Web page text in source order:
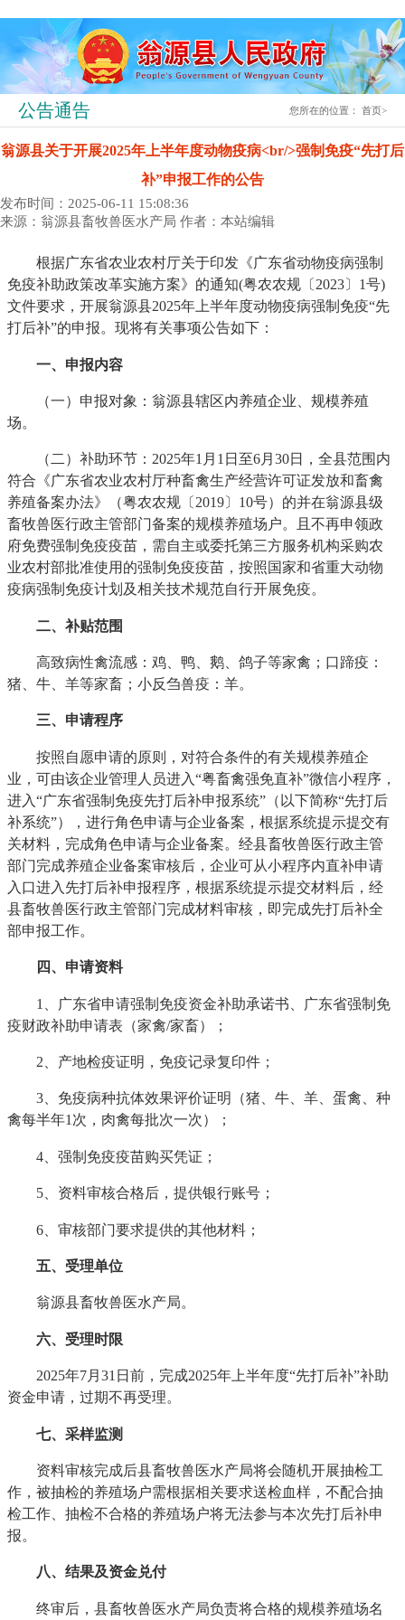
公告通告 您所在的位置：首页>
翁源县关于开展2025年上半年度动物疫病<br/>强制免疫“先打后
补”申报工作的公告
发布时间：2025-06-11 15:08:36
来源：翁源县畜牧兽医水产局 作者：本站编辑
根据广东省农业农村厅关于印发《广东省动物疫病强制
免疫补助政策改革实施方案》的通知(粤农农规〔2023〕1号)
文件要求，开展翁源县2025年上半年度动物疫病强制免疫“先
打后补”的申报。现将有关事项公告如下：
一、申报内容
（一）申报对象：翁源县辖区内养殖企业、规模养殖
场。
（二）补助环节：2025年1月1日至6月30日，全县范围内
符合《广东省农业农村厅种畜禽生产经营许可证发放和畜禽
养殖备案办法》（粤农农规〔2019〕10号）的并在翁源县级
畜牧兽医行政主管部门备案的规模养殖场户。且不再申领政
府免费强制免疫疫苗，需自主或委托第三方服务机构采购农
业农村部批准使用的强制免疫疫苗，按照国家和省重大动物
疫病强制免疫计划及相关技术规范自行开展免疫。
二、补贴范围
高致病性禽流感：鸡、鸭、鹅、鸽子等家禽；口蹄疫：
猪、牛、羊等家畜；小反刍兽疫：羊。
三、申请程序
按照自愿申请的原则，对符合条件的有关规模养殖企
业，可由该企业管理人员进入“粤畜禽强免直补”微信小程序，
进入“广东省强制免疫先打后补申报系统”（以下简称“先打后
补系统”），进行角色申请与企业备案，根据系统提示提交有
关材料，完成角色申请与企业备案。经县畜牧兽医行政主管
部门完成养殖企业备案审核后，企业可从小程序内直补申请
入口进入先打后补申报程序，根据系统提示提交材料后，经
县畜牧兽医行政主管部门完成材料审核，即完成先打后补全
部申报工作。
四、申请资料
1、广东省申请强制免疫资金补助承诺书、广东省强制免
疫财政补助申请表（家禽/家畜）；
2、产地检疫证明，免疫记录复印件；
3、免疫病种抗体效果评价证明（猪、牛、羊、蛋禽、种
禽每半年1次，肉禽每批次一次）；
4、强制免疫疫苗购买凭证；
5、资料审核合格后，提供银行账号；
6、审核部门要求提供的其他材料；
五、受理单位
翁源县畜牧兽医水产局。
六、受理时限
2025年7月31日前，完成2025年上半年度“先打后补”补助
资金申请，过期不再受理。
七、采样监测
资料审核完成后县畜牧兽医水产局将会随机开展抽检工
作，被抽检的养殖场户需根据相关要求送检血样，不配合抽
检工作、抽检不合格的养殖场户将无法参与本次先打后补申
报。
八、结果及资金兑付
终审后，县畜牧兽医水产局负责将合格的规模养殖场名